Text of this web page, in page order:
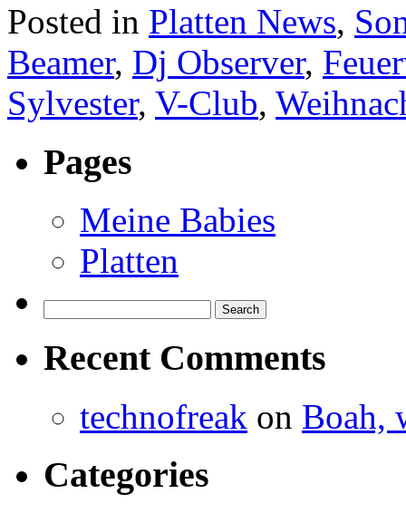
Posted in Platten News,
Beamer, Dj Observer,
Sylvester, V-Club,
Pages
Meine Babies
Platten
for:
Recent Comments
technofreak on Boah,
Categories